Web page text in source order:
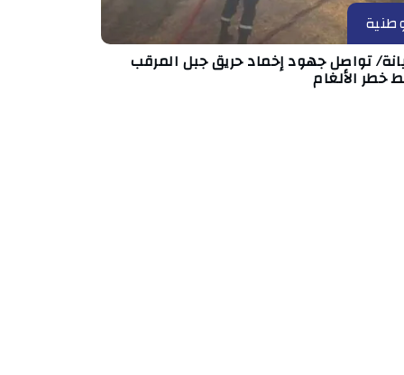
تواصل جهود إخماد حريق جبل المرقب
خطر الألغام